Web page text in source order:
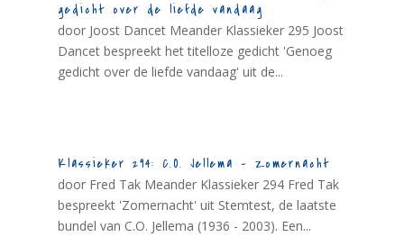
gedicht over de liefde vandaag
door Joost Dancet Meander Klassieker 295 Joost
Dancet bespreekt het titelloze gedicht 'Genoeg
gedicht over de liefde vandaag' uit de...
Klassieker 294: C.O. Jellema – Zomernacht
door Fred Tak Meander Klassieker 294 Fred Tak
bespreekt 'Zomernacht' uit Stemtest, de laatste
bundel van C.O. Jellema (1936 - 2003). Een...